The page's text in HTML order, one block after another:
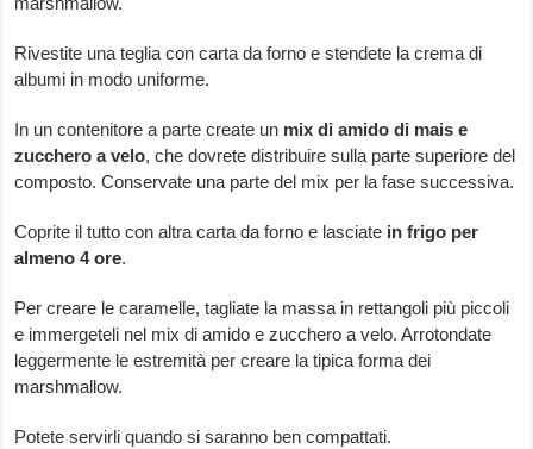
Rivestite una teglia con carta da forno e stendete la crema di
albumi in modo uniforme.
In un contenitore a parte create un mix di amido di mais e
zucchero a velo, che dovrete distribuire sulla parte superiore del
composto. Conservate una parte del mix per la fase successiva.
Coprite il tutto con altra carta da forno e lasciate in frigo per
almeno 4 ore.
Per creare le caramelle, tagliate la massa in rettangoli più piccoli
e immergeteli nel mix di amido e zucchero a velo. Arrotondate
leggermente le estremità per creare la tipica forma dei
marshmallow.
Potete servirli quando si saranno ben compattati.